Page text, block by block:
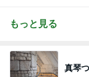
もっと見る
真琴